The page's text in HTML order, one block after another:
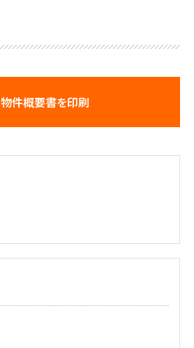
物件概要書を印刷